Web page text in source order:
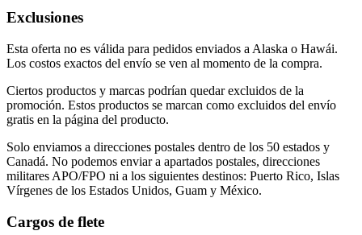
Exclusiones
Esta oferta no es válida para pedidos enviados a Alaska o Hawái.
Los costos exactos del envío se ven al momento de la compra.
Ciertos productos y marcas podrían quedar excluidos de la
promoción. Estos productos se marcan como excluidos del envío
gratis en la página del producto.
Solo enviamos a direcciones postales dentro de los 50 estados y
Canadá. No podemos enviar a apartados postales, direcciones
militares APO/FPO ni a los siguientes destinos: Puerto Rico, Islas
Vírgenes de los Estados Unidos, Guam y México.
Cargos de flete